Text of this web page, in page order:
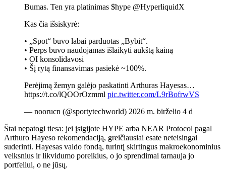
Bumas. Ten yra platinimas $hype @HyperliquidX
Kas čia išsiskyrė:
• „Spot“ buvo labai parduotas „Bybit“.
• Perps buvo naudojamas išlaikyti aukštą kainą
• OI konsolidavosi
• Šį rytą finansavimas pasiekė ~100%.
Perėjimą žemyn galėjo paskatinti Arthuras Hayesas…
https://t.co/lQOOrOzmml pic.twitter.com/L9rBofrwVS
— noorucn (@sportytechworld) 2026 m. birželio 4 d
Štai nepatogi tiesa: jei įsigijote HYPE arba NEAR Protocol pagal
Arthuro Hayeso rekomendaciją, greičiausiai esate neteisingai
suderinti. Hayesas valdo fondą, turintį skirtingus makroekonominius
veiksnius ir likvidumo poreikius, o jo sprendimai tarnauja jo
portfeliui, o ne jūsų.